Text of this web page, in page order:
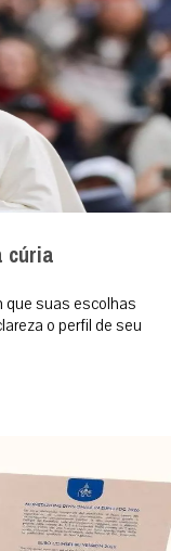
cúria
que suas escolhas
o perfil de seu